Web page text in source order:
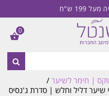
199 ש"ח
| חימר לשיער/
שיער דליל וחלש | סדרת ג'נסיס
0